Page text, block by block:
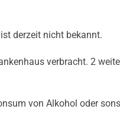
derzeit nicht bekannt.
verbracht. 2
von Alkohol oder